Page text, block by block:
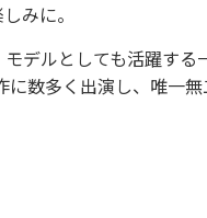
みに。
デルとしても活躍する
数多く出演し、唯一無